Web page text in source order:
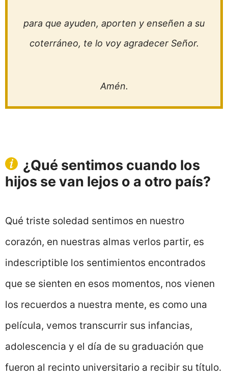
para que ayuden, aporten y enseñen a su
coterráneo, te lo voy agradecer Señor.
Amén.
¿Qué sentimos cuando los
hijos se van lejos o a otro país?
Qué triste soledad sentimos en nuestro
corazón, en nuestras almas verlos partir, es
indescriptible los sentimientos encontrados
que se sienten en esos momentos, nos vienen
los recuerdos a nuestra mente, es como una
película, vemos transcurrir sus infancias,
adolescencia y el día de su graduación que
fueron al recinto universitario a recibir su título.